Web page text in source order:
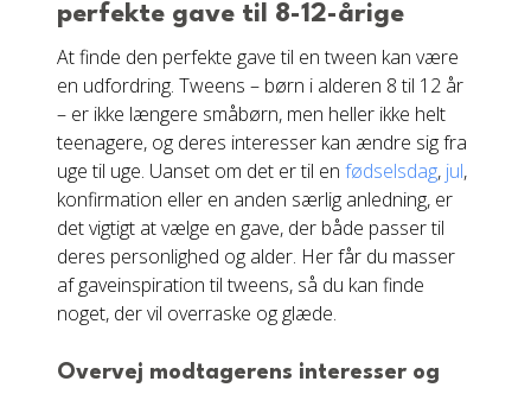
perfekte gave til 8-12-årige
At finde den perfekte gave til en tween kan være
en udfordring. Tweens – børn i alderen 8 til 12 år
– er ikke længere småbørn, men heller ikke helt
teenagere, og deres interesser kan ændre sig fra
uge til uge. Uanset om det er til en fødselsdag, jul,
konfirmation eller en anden særlig anledning, er
det vigtigt at vælge en gave, der både passer til
deres personlighed og alder. Her får du masser
af gaveinspiration til tweens, så du kan finde
noget, der vil overraske og glæde.
Overvej modtagerens interesser og